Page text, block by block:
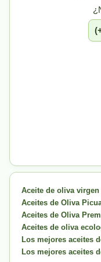
Aceite de oliva virgen
Aceites de Oliva
Aceites de Oliva
Aceites de oliva
Los mejores aceites
Los mejores aceites